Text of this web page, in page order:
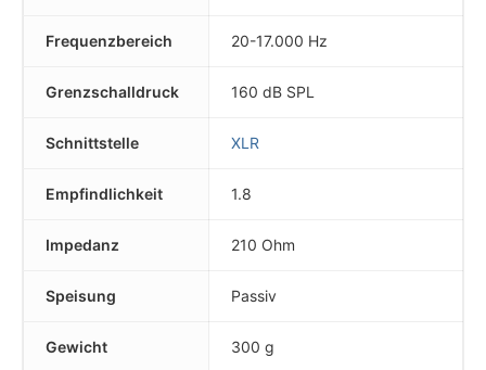
Frequenzbereich 20-17.000 Hz
Grenzschalldruck 160 dB SPL
Schnittstelle XLR
Empfindlichkeit 1.8
Impedanz 210 Ohm
Speisung Passiv
Gewicht 300 g